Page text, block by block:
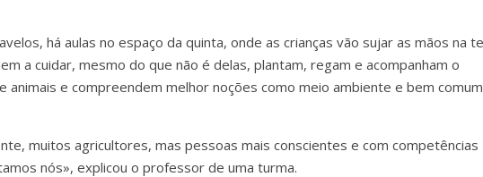
há aulas no espaço da quinta, onde as crianças vão sujar as mãos na
a cuidar, mesmo do que não é delas, plantam, regam e acompanham o
animais e compreendem melhor noções como meio ambiente e bem
muitos agricultores, mas pessoas mais conscientes e com competências
nós», explicou o professor de uma turma.